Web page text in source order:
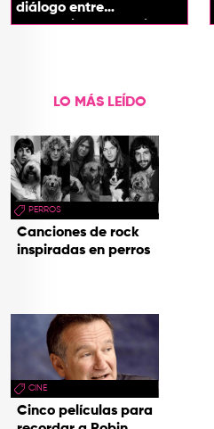
diálogo entre
generaciones con el
LO MÁS LEÍDO
PERROS
Canciones de rock
inspiradas en perros
CINE
Cinco películas para